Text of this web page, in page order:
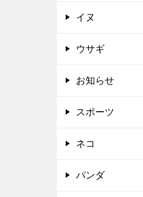
イヌ
ウサギ
お知らせ
スポーツ
ネコ
パンダ